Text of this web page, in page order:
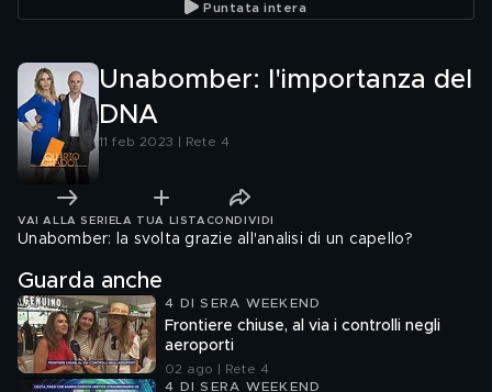
Puntata intera
Unabomber: l'importanza del
DNA
11 feb 2023 | Rete 4
VAI ALLA SERIE LA TUA LISTA CONDIVIDI
Unabomber: la svolta grazie all'analisi di un capello?
Guarda anche
4 DI SERA WEEKEND
Frontiere chiuse, al via i controlli negli
aeroporti
02 ago | Rete 4
4 DI SERA WEEKEND